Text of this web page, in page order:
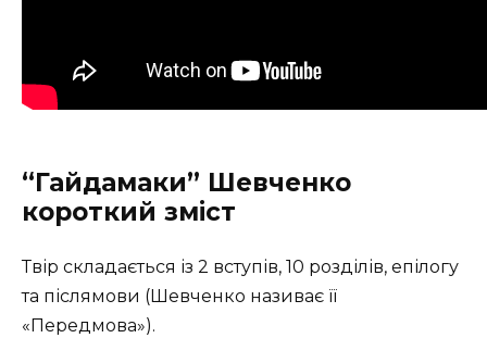
“Гайдамаки” Шевченко
короткий зміст
Твір складається із 2 вступів, 10 розділів, епілогу
та післямови (Шевченко називає її
«Передмова»).